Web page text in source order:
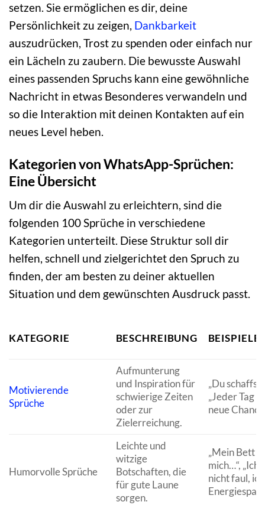
setzen. Sie ermöglichen es dir, deine
Persönlichkeit zu zeigen, Dankbarkeit
auszudrücken, Trost zu spenden oder einfach nur
ein Lächeln zu zaubern. Die bewusste Auswahl
eines passenden Spruchs kann eine gewöhnliche
Nachricht in etwas Besonderes verwandeln und
so die Interaktion mit deinen Kontakten auf ein
neues Level heben.
Kategorien von WhatsApp-Sprüchen:
Eine Übersicht
Um dir die Auswahl zu erleichtern, sind die
folgenden 100 Sprüche in verschiedene
Kategorien unterteilt. Diese Struktur soll dir
helfen, schnell und zielgerichtet den Spruch zu
finden, der am besten zu deiner aktuellen
Situation und dem gewünschten Ausdruck passt.
KATEGORIE BESCHREIBUNG BEISPIELE
Motivierende
Sprüche
Aufmunterung
und Inspiration für
schwierige Zeiten
oder zur
Zielerreichung.
„Du schaffst
„Jeder Tag
neue
Humorvolle Sprüche
Leichte und
witzige
Botschaften, die
für gute Laune
sorgen.
„Mein Bett
mich…“, „Ich
nicht faul,